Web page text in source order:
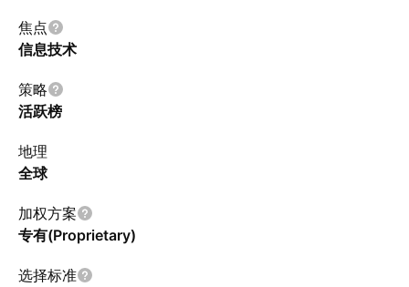
焦点
信息技术
策略
活跃榜
地理
全球
加权方案
专有(Proprietary)
选择标准